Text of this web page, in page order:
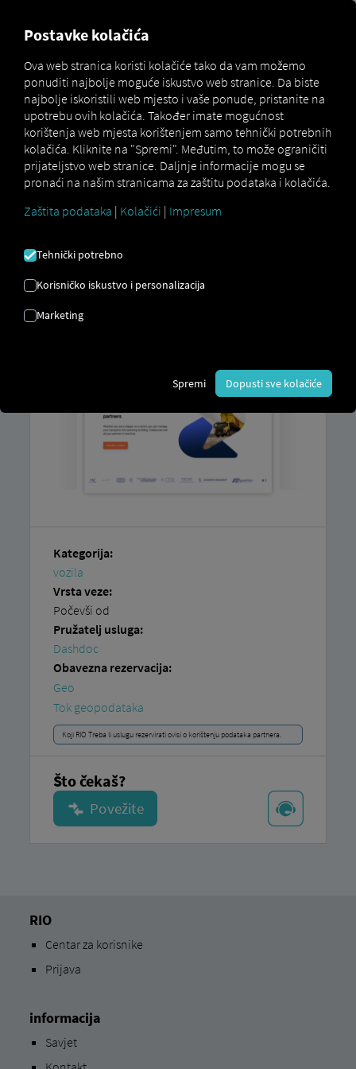
Marketplace Connectors Dashdoc Connect
DASHDOC POVEŽI SE
Dashdoc? Tada možeteproširiti ovu
vam treba je pristup
Kategorija:
vozila
Vrsta veze:
Počevši od
Pružatelj usluga:
Dashdoc
Obavezna rezervacija:
Geo
Tok geopodataka
Koji RIO Treba li uslugu rezervirati ovisi o korištenju podataka partnera.
Što čekaš?
RIO
Centar za korisnike
Prijava
informacija
Savjet
Postavke kolačića
Ova web stranica koristi kolačiće tako da vam možemo
ponuditi najbolje moguće iskustvo web stranice. Da biste
najbolje iskoristili web mjesto i vaše ponude, pristanite na
upotrebu ovih kolačića. Također imate mogućnost
korištenja web mjesta korištenjem samo tehnički potrebnih
kolačića. Kliknite na "Spremi". Međutim, to može ograničiti
prijateljstvo web stranice. Daljnje informacije mogu se
pronaći na našim stranicama za zaštitu podataka i kolačića.
Zaštita podataka | Kolačići | Impresum
Tehnički potrebno
Korisničko iskustvo i personalizacija
Marketing
Spremi Dopusti sve kolačiće